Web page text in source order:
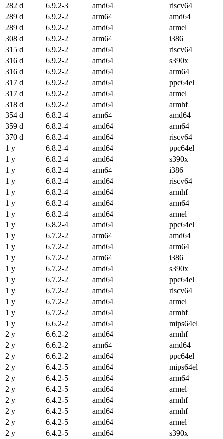
282 d
6.9.2-3 amd64
riscv64
289 d
6.9.2-2 arm64
amd64
289 d
6.9.2-2 amd64
armel
308 d
6.9.2-2 arm64
i386
315 d
6.9.2-2 amd64
riscv64
316 d
6.9.2-2 amd64
s390x
316 d
6.9.2-2 amd64
arm64
317 d
6.9.2-2 amd64
ppc64el
317 d
6.9.2-2 amd64
armel
318 d
6.9.2-2 amd64
armhf
354 d
6.8.2-4 arm64
amd64
359 d
6.8.2-4 amd64
arm64
370 d
6.8.2-4 amd64
riscv64
1 y
6.8.2-4 amd64
ppc64el
1 y
6.8.2-4 amd64
s390x
1 y
6.8.2-4 arm64
i386
1 y
6.8.2-4 amd64
riscv64
1 y
6.8.2-4 amd64
armhf
1 y
6.8.2-4 amd64
arm64
1 y
6.8.2-4 amd64
armel
1 y
6.8.2-4 amd64
ppc64el
1 y
6.7.2-2 arm64
amd64
1 y
6.7.2-2 amd64
arm64
1 y
6.7.2-2 arm64
i386
1 y
6.7.2-2 amd64
s390x
1 y
6.7.2-2 amd64
ppc64el
1 y
6.7.2-2 amd64
riscv64
1 y
6.7.2-2 amd64
armel
1 y
6.7.2-2 amd64
armhf
1 y
6.6.2-2 amd64
mips64el
2 y
6.6.2-2 amd64
armhf
2 y
6.6.2-2 arm64
amd64
2 y
6.6.2-2 amd64
ppc64el
2 y
6.4.2-5 amd64
mips64el
2 y
6.4.2-5 amd64
arm64
2 y
6.4.2-5 amd64
armel
2 y
6.4.2-5 amd64
armhf
2 y
6.4.2-5 amd64
armhf
2 y
6.4.2-5 amd64
armel
2 y
6.4.2-5 amd64
s390x